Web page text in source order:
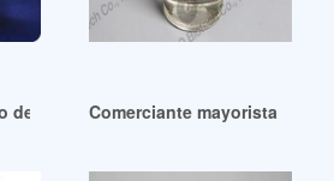
de plastificantes en Brasil
Comerciante mayorista de